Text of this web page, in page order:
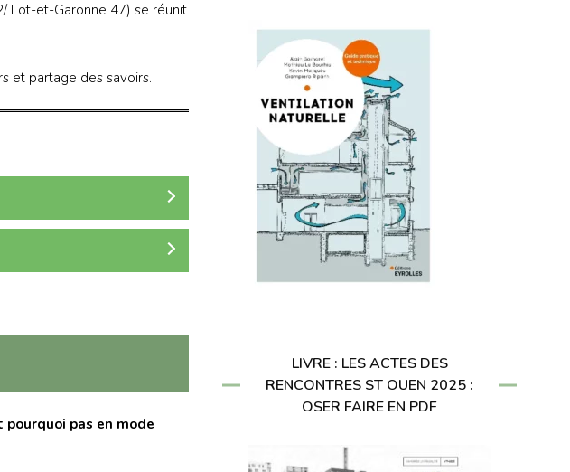
Lot-et-Garonne 47) se réunit
et partage des savoirs.
pas en mode
LIVRE : LES ACTES DES
RENCONTRES ST OUEN 2025 :
OSER FAIRE EN PDF